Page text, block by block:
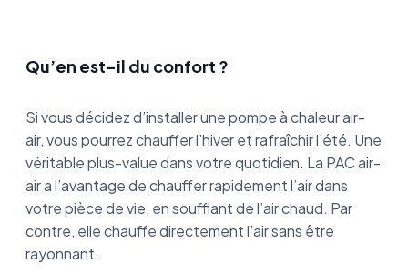
Qu’en est-il du confort ?
Si vous décidez d’installer une pompe à chaleur air-
air, vous pourrez chauffer l’hiver et rafraîchir l’été. Une
véritable plus-value dans votre quotidien. La PAC air-
air a l’avantage de chauffer rapidement l’air dans
votre pièce de vie, en soufflant de l’air chaud. Par
contre, elle chauffe directement l’air sans être
rayonnant.